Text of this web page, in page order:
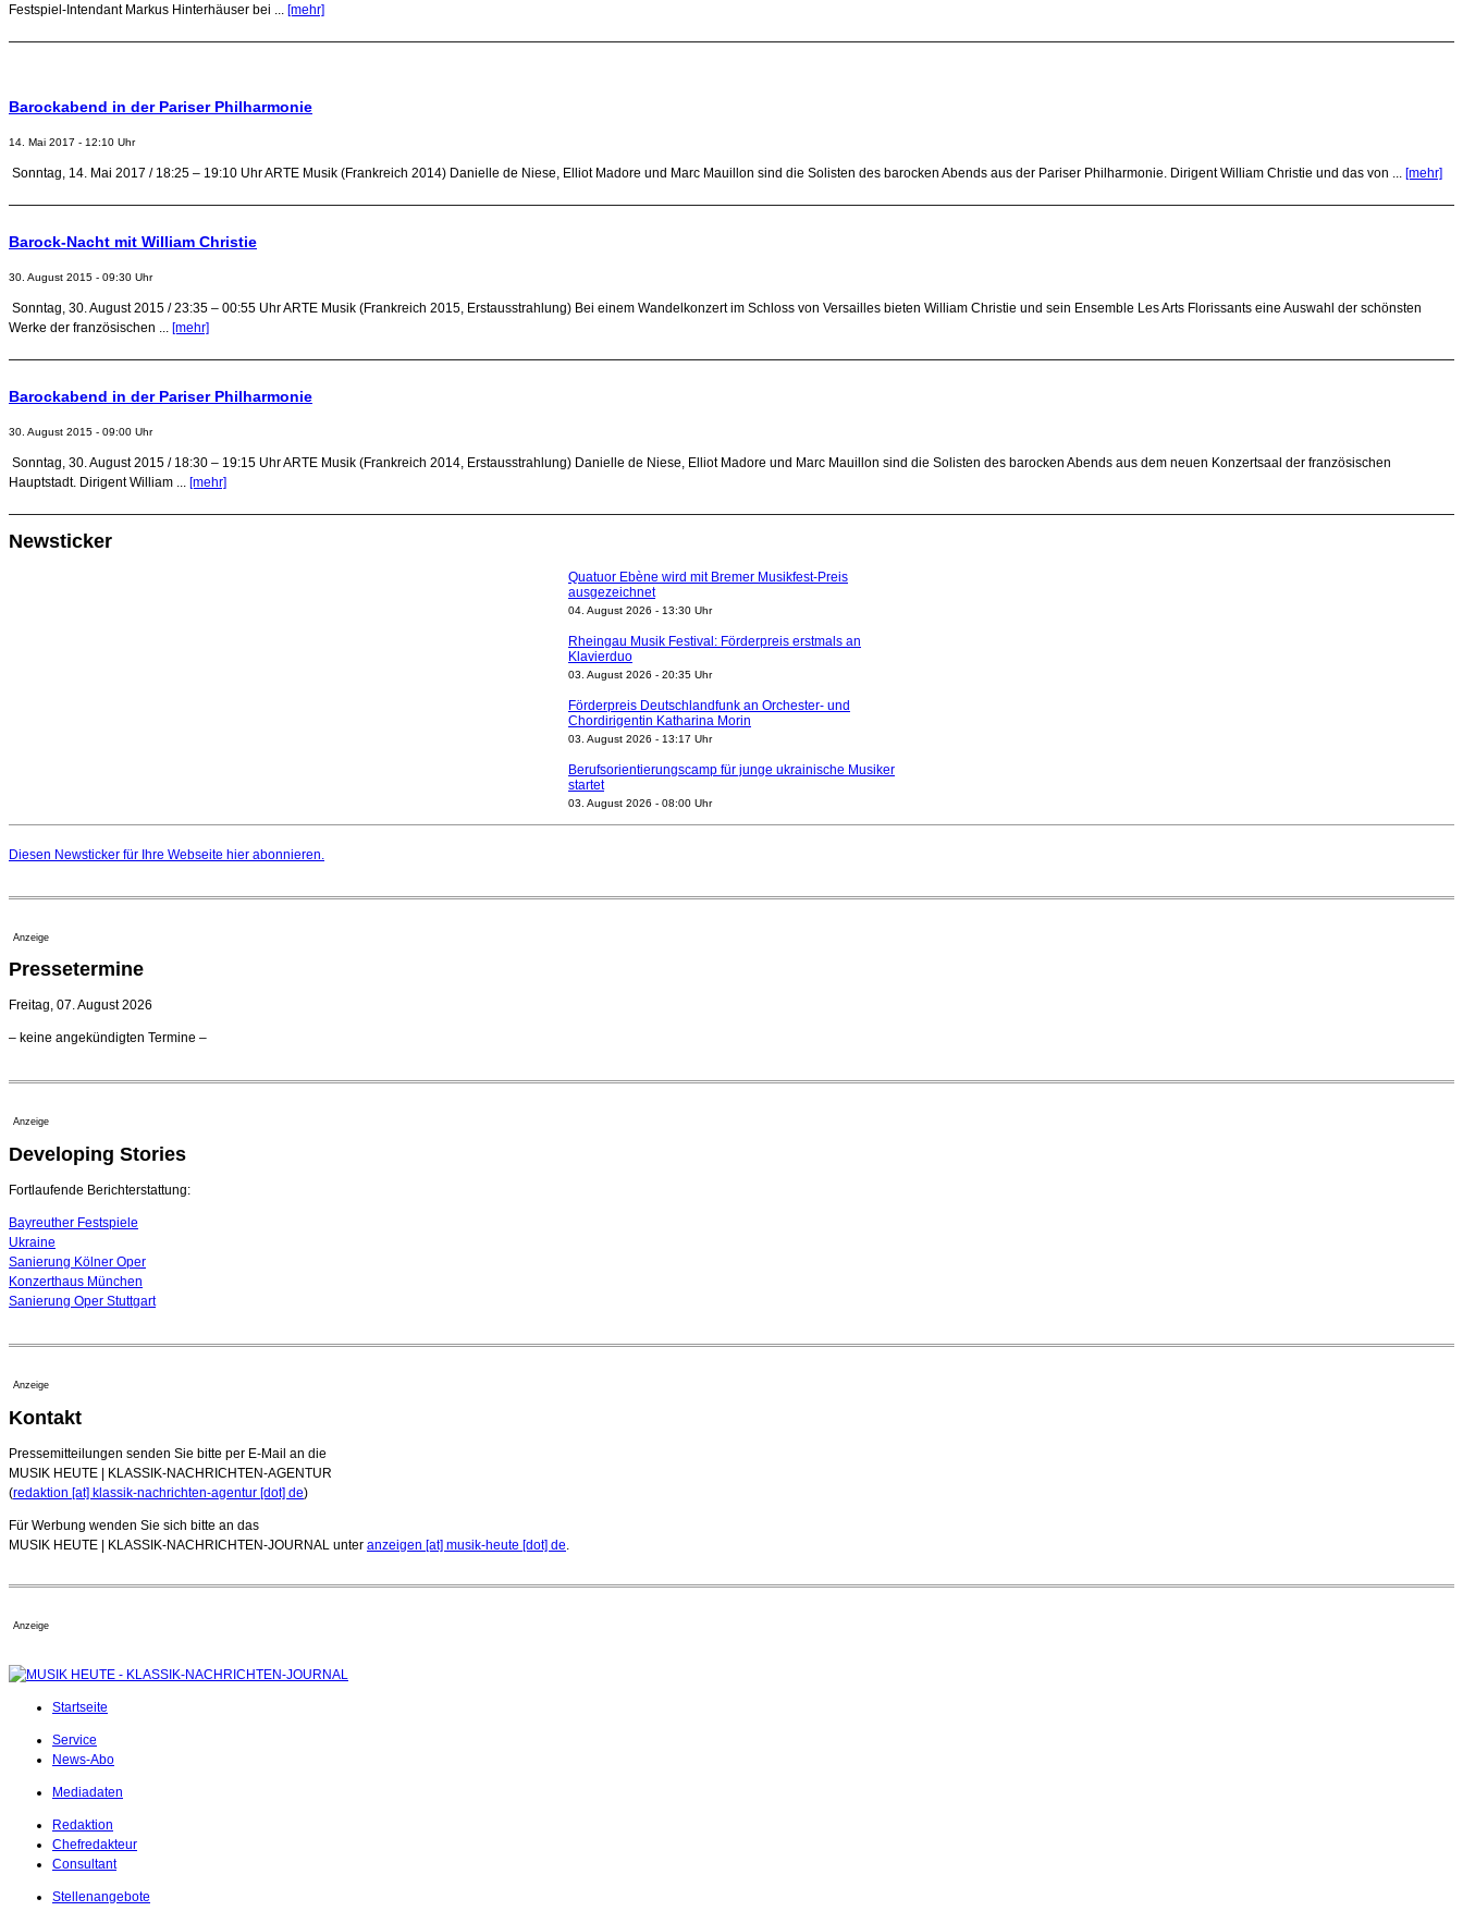
Festspiel-Intendant Markus Hinterhäuser bei ... [mehr]
Barockabend in der Pariser Philharmonie
14. Mai 2017 - 12:10 Uhr
Sonntag, 14. Mai 2017 / 18:25 – 19:10 Uhr ARTE Musik (Frankreich 2014) Danielle de Niese, Elliot Madore und Marc Mauillon sind die Solisten des barocken Abends aus der Pariser Philharmonie. Dirigent William Christie und das von ... [mehr]
Barock-Nacht mit William Christie
30. August 2015 - 09:30 Uhr
Sonntag, 30. August 2015 / 23:35 – 00:55 Uhr ARTE Musik (Frankreich 2015, Erstausstrahlung) Bei einem Wandelkonzert im Schloss von Versailles bieten William Christie und sein Ensemble Les Arts Florissants eine Auswahl der schönsten
Werke der französischen ... [mehr]
Barockabend in der Pariser Philharmonie
30. August 2015 - 09:00 Uhr
Sonntag, 30. August 2015 / 18:30 – 19:15 Uhr ARTE Musik (Frankreich 2014, Erstausstrahlung) Danielle de Niese, Elliot Madore und Marc Mauillon sind die Solisten des barocken Abends aus dem neuen Konzertsaal der französischen
Hauptstadt. Dirigent William ... [mehr]
Newsticker
Quatuor Ebène wird mit Bremer Musikfest-Preis
ausgezeichnet
04. August 2026 - 13:30 Uhr
Rheingau Musik Festival: Förderpreis erstmals an
Klavierduo
03. August 2026 - 20:35 Uhr
Förderpreis Deutschlandfunk an Orchester- und
Chordirigentin Katharina Morin
03. August 2026 - 13:17 Uhr
Berufsorientierungscamp für junge ukrainische Musiker
startet
03. August 2026 - 08:00 Uhr
Regensburger Generalmusikdirektor Stefan Veselka
Diesen Newsticker für Ihre Webseite hier abonnieren.
Anzeige
Pressetermine
Freitag, 07. August 2026
– keine angekündigten Termine –
Anzeige
Developing Stories
Fortlaufende Berichterstattung:
Bayreuther Festspiele
Ukraine
Sanierung Kölner Oper
Konzerthaus München
Sanierung Oper Stuttgart
Anzeige
Kontakt
Pressemitteilungen senden Sie bitte per E-Mail an die
MUSIK HEUTE | KLASSIK-NACHRICHTEN-AGENTUR
(redaktion [at] klassik-nachrichten-agentur [dot] de)
Für Werbung wenden Sie sich bitte an das
MUSIK HEUTE | KLASSIK-NACHRICHTEN-JOURNAL unter anzeigen [at] musik-heute [dot] de.
Anzeige
Startseite
Service
News-Abo
Mediadaten
Redaktion
Chefredakteur
Consultant
Stellenangebote